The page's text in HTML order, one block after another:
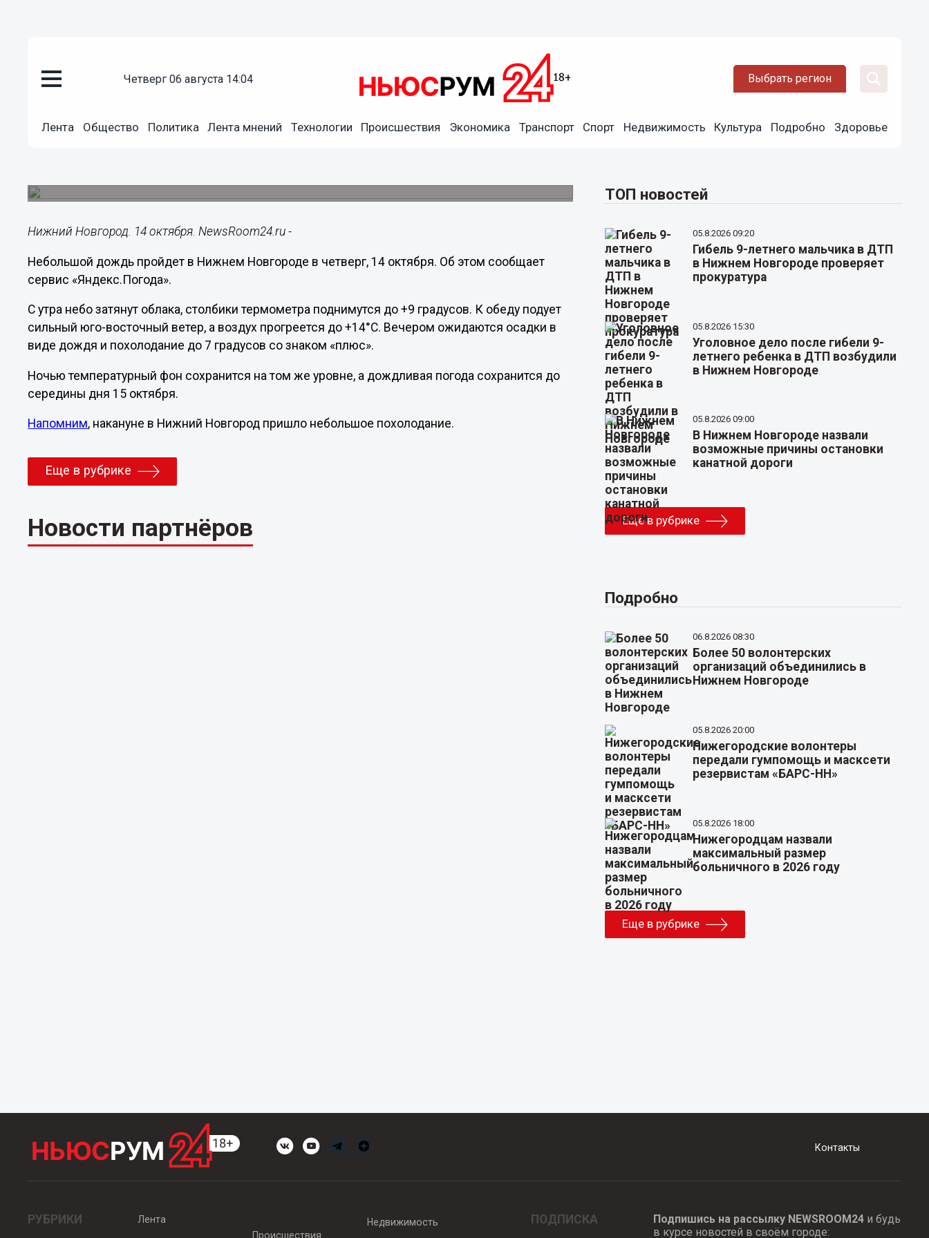
четверг 06 августа 14:04 Выбрать регион
Лента Общество Политика Лента мнений Технологии Происшествия Экономика Транспорт Спорт Недвижимость Культура Подробно Здоровье
Потепление до +14°C и небольшой дождь ожидаются в
Нижний Новгород. 14 октября. NewsRoom24.ru -
Небольшой дождь пройдет в Нижнем Новгороде в четверг, 14 октября. Об этом сообщает
сервис «Яндекс.Погода».
С утра небо затянут облака, столбики термометра поднимутся до +9 градусов. К обеду подует
сильный юго-восточный ветер, а воздух прогреется до +14°C. Вечером ожидаются осадки в
виде дождя и похолодание до 7 градусов со знаком «плюс».
Ночью температурный фон сохранится на том же уровне, а дождливая погода сохранится до
середины дня 15 октября.
Напомним, накануне в Нижний Новгород пришло небольшое похолодание.
Еще в рубрике
Новости партнёров
ТОП новостей
05.8.2026 09:20
Гибель 9-летнего мальчика в ДТП
в Нижнем Новгороде проверяет
прокуратура
05.8.2026 15:30
Уголовное дело после гибели 9-
летнего ребенка в ДТП возбудили
в Нижнем Новгороде
05.8.2026 09:00
В Нижнем Новгороде назвали
возможные причины остановки
канатной дороги
Еще в рубрике
Подробно
06.8.2026 08:30
Более 50 волонтерских
организаций объединились в
Нижнем Новгороде
05.8.2026 20:00
Нижегородские волонтеры
передали гумпомощь и масксети
резервистам «БАРС-НН»
05.8.2026 18:00
Нижегородцам назвали
максимальный размер
больничного в 2026 году
Еще в рубрике
Контакты
РУБРИКИ
Лента
Происшествия
Недвижимость ПОДПИСКА Подпишись на рассылку NEWSROOM24и будь
в курсе новостей в своём городе: